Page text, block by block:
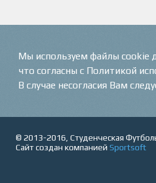
© 2013-2016, Студенческая
Сайт создан компанией Sportsoft
Мы используем файлы cookie
что согласны с Политикой
В случае несогласия Вам